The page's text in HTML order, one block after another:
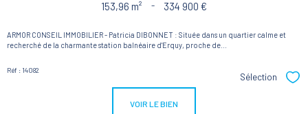
153,96 m² - 334 900 €
ARMOR CONSEIL IMMOBILIER - Patricia DIBONNET : Située dans un quartier calme et
recherché de la charmante station balnéaire d'Erquy, proche de...
Réf : 14082
Sélection
VOIR LE BIEN